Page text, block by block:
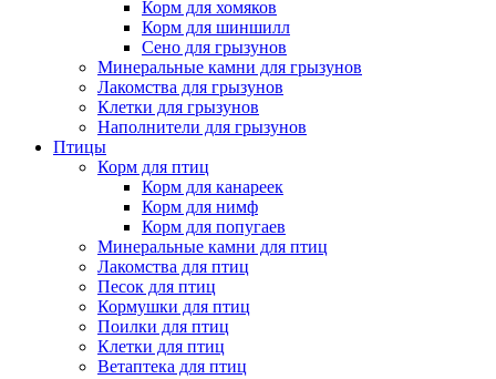
Корм для хомяков
Корм для шиншилл
Сено для грызунов
Минеральные камни для грызунов
Лакомства для грызунов
Клетки для грызунов
Наполнители для грызунов
Птицы
Корм для птиц
Корм для канареек
Корм для нимф
Корм для попугаев
Минеральные камни для птиц
Лакомства для птиц
Песок для птиц
Кормушки для птиц
Поилки для птиц
Клетки для птиц
Ветаптека для птиц